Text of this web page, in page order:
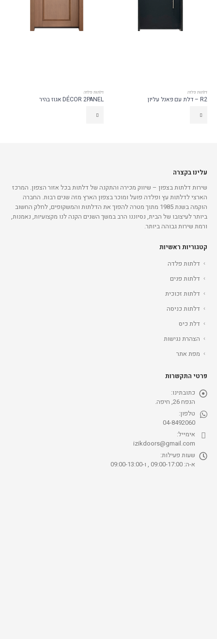
דלתות פלדה
R2 – דלת עם פאנל עליון
דלתות פלדה
DÉCOR 2PANEL אגוז בהיר
עלינו בקצרה
שירות דלתות בצפון – שיווק מכירה והתקנה של דלתות בכל אזור הצפון. המרכז
הארצי לדלתות עץ ופלדה פועל ומוכר בצפון הארץ מזה שנים רבות. החברה
הוקמה בשנת 1985 מתוך מטרה להפוך את הדלתות והמשקופים, לחלק החשוב
ביותר לעיצובו של הבית, נסיוננו הרב במשך השנים הקנה לנו מקצועיות, נאמנות,
ורמת שירות גבוהה ביותר.
קטגוריות ראשיות
דלתות פלדה
דלתות פנים
דלתות זכוכית
דלתות כניסה
דלת כיס
הצהרת נגישות
מפת אתר
פרטי התקשרות
כתובתינו:
הנפח 26, חיפה.
טלפון:
04-8492060
אימייל:
izikdoors@gmail.com
שעות פעילות:
א-ה: 09:00-17:00 , ו-09:00-13:00